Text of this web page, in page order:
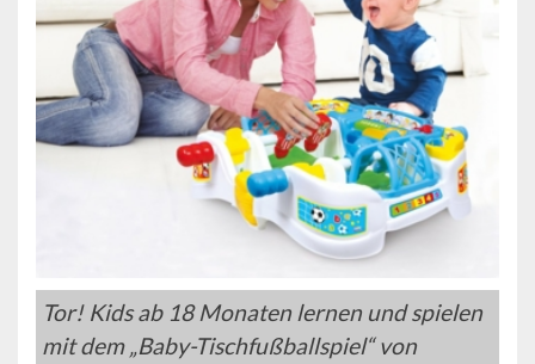
Tor! Kids ab 18 Monaten lernen und spielen
mit dem „Baby-Tischfußballspiel“ von